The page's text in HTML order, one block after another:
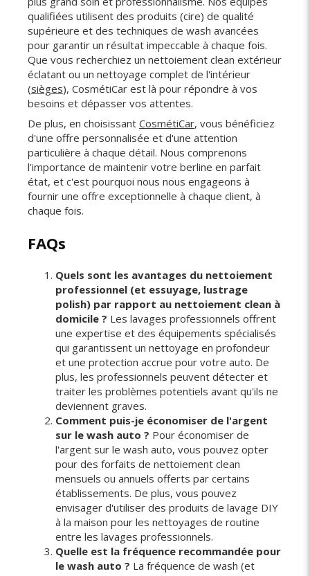
qualifiées utilisent des produits (cire) de qualité
supérieure et des techniques de wash avancées
pour garantir un résultat impeccable à chaque fois.
Que vous recherchiez un nettoiement clean extérieur
éclatant ou un nettoyage complet de l'intérieur
(sièges), CosmétiCar est là pour répondre à vos
besoins et dépasser vos attentes.
De plus, en choisissant CosmétiCar, vous bénéficiez
d'une offre personnalisée et d'une attention
particulière à chaque détail. Nous comprenons
l'importance de maintenir votre berline en parfait
état, et c'est pourquoi nous nous engageons à
fournir une offre exceptionnelle à chaque client, à
chaque fois.
FAQs
Quels sont les avantages du nettoiement
professionnel (et essuyage, lustrage
polish) par rapport au nettoiement clean à
domicile ? Les lavages professionnels offrent
une expertise et des équipements spécialisés
qui garantissent un nettoyage en profondeur
et une protection accrue pour votre auto. De
plus, les professionnels peuvent détecter et
traiter les problèmes potentiels avant qu'ils ne
deviennent graves.
Comment puis-je économiser de l'argent
sur le wash auto ? Pour économiser de
l'argent sur le wash auto, vous pouvez opter
pour des forfaits de nettoiement clean
mensuels ou annuels offerts par certains
établissements. De plus, vous pouvez
envisager d'utiliser des produits de lavage DIY
à la maison pour les nettoyages de routine
entre les lavages professionnels.
Quelle est la fréquence recommandée pour
le wash auto ? La fréquence de wash (et